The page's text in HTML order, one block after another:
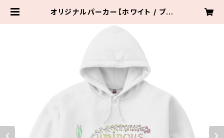
オリジナルパーカー【ホワイト / ブラ